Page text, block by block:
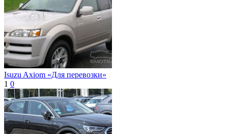
Isuzu Axiom «Для перевозки»
1 0